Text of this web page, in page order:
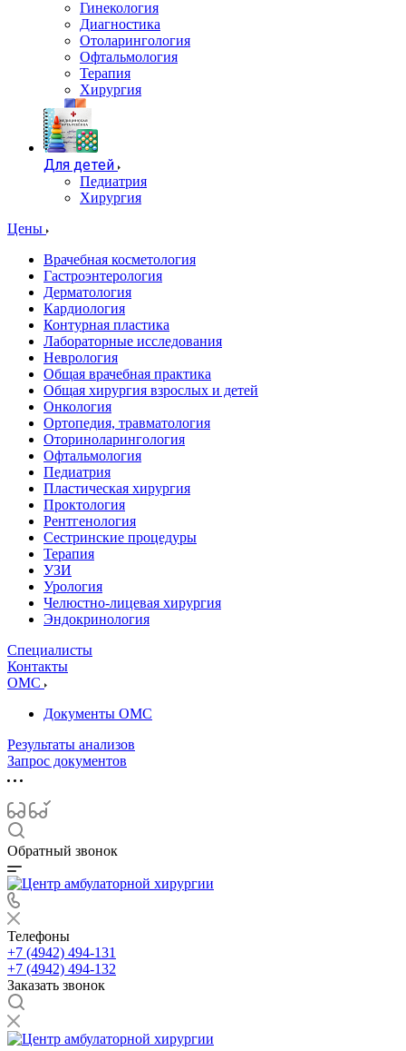
Гинекология
Диагностика
Отоларингология
Офтальмология
Терапия
Хирургия
Для детей
Педиатрия
Хирургия
Цены
Врачебная косметология
Гастроэнтерология
Дерматология
Кардиология
Контурная пластика
Лабораторные исследования
Неврология
Общая врачебная практика
Общая хирургия взрослых и детей
Онкология
Ортопедия, травматология
Оториноларингология
Офтальмология
Педиатрия
Пластическая хирургия
Проктология
Рентгенология
Сестринские процедуры
Терапия
УЗИ
Урология
Челюстно-лицевая хирургия
Эндокринология
Специалисты
Контакты
ОМС
Документы ОМС
Результаты анализов
Запрос документов
Обратный звонок
Телефоны
+7 (4942) 494-131
+7 (4942) 494-132
Заказать звонок